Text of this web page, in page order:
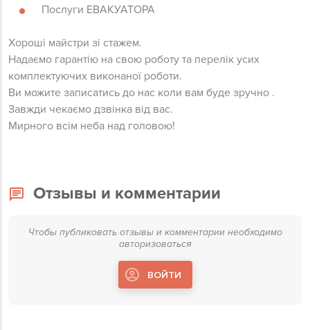
Послуги ЕВАКУАТОРА
Хороші майстри зі стажем.
Надаємо гарантію на свою роботу та перелік усих
комплектуючих виконаної роботи.
Ви можите записатись до нас коли вам буде зручно .
Завжди чекаємо дзвінка від вас.
Мирного всім неба над головою!
Отзывы и комментарии
Чтобы публиковать отзывы и комментарии необходимо
авторизоваться
ВОЙТИ